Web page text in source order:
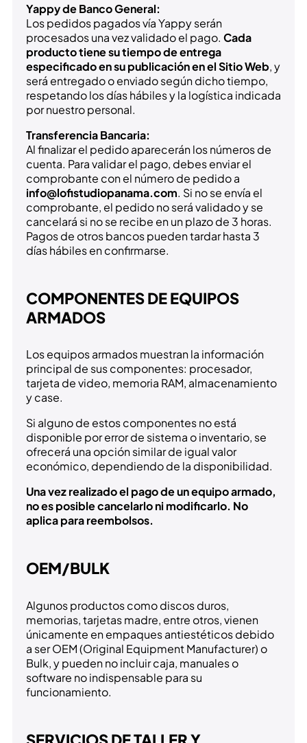
Yappy de Banco General:
Los pedidos pagados vía Yappy serán
procesados una vez validado el pago. Cada
producto tiene su tiempo de entrega
especificado en su publicación en el Sitio Web, y
será entregado o enviado según dicho tiempo,
respetando los días hábiles y la logística indicada
por nuestro personal.
Transferencia Bancaria:
Al finalizar el pedido aparecerán los números de
cuenta. Para validar el pago, debes enviar el
comprobante con el número de pedido a
info@lofistudiopanama.com. Si no se envía el
comprobante, el pedido no será validado y se
cancelará si no se recibe en un plazo de 3 horas.
Pagos de otros bancos pueden tardar hasta 3
días hábiles en confirmarse.
COMPONENTES DE EQUIPOS
ARMADOS
Los equipos armados muestran la información
principal de sus componentes: procesador,
tarjeta de video, memoria RAM, almacenamiento
y case.
Si alguno de estos componentes no está
disponible por error de sistema o inventario, se
ofrecerá una opción similar de igual valor
económico, dependiendo de la disponibilidad.
Una vez realizado el pago de un equipo armado,
no es posible cancelarlo ni modificarlo. No
aplica para reembolsos.
OEM/BULK
Algunos productos como discos duros,
memorias, tarjetas madre, entre otros, vienen
únicamente en empaques antiestéticos debido
a ser OEM (Original Equipment Manufacturer) o
Bulk, y pueden no incluir caja, manuales o
software no indispensable para su
funcionamiento.